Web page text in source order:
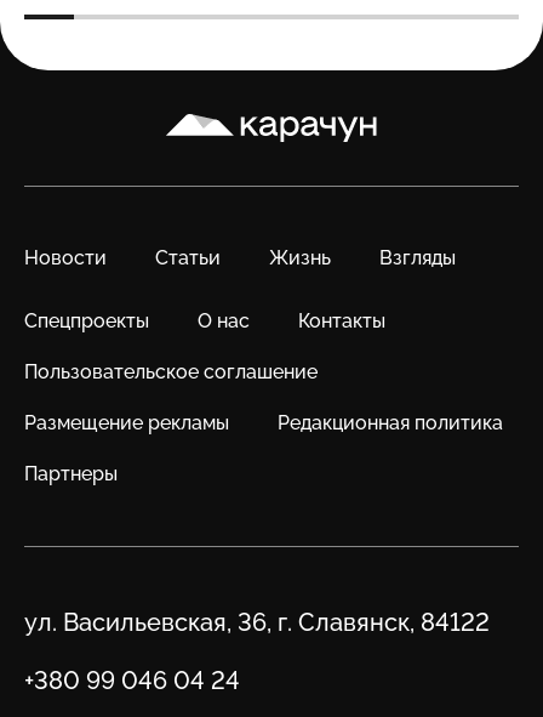
Карачун
Новости Статьи Жизнь Взгляды
Спецпроекты О нас Контакты
Пользовательское соглашение
Размещение рекламы Редакционная политика
Партнеры
Адрес
ул. Васильевская, 36, г. Славянск, 84122
Телефон
+380 99 046 04 24